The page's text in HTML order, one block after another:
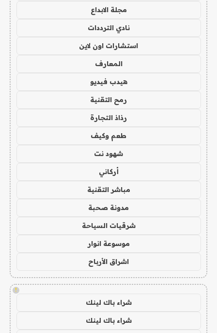
مجلة الابداع
نادي الترددات
استشارات اون لاين
المعارف
هيدب فيديو
رمح التقنية
رذاذ التجارة
طعم وكيف
شهود نت
أركاني
مباشر التقنية
مدونة صحبة
شرقيات السياحة
موسوعة انوار
اشراق الأرباح
!
شراء باك لينك
شراء باك لينك